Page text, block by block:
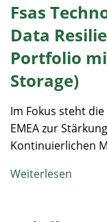
Fsas
Data
Portfolio
Storage)
Im Fokus steht
EMEA zur
Kontinuierlichen
Weiterlesen